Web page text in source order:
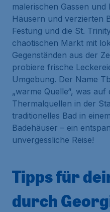
malerischen Gassen
Häusern und verzierten
Festung und die St.
chaotischen Markt mit
Gegenständen aus der
probiere frische
Umgebung. Der Name
„warme Quelle“, was
Thermalquellen in der
traditionelles Bad in
Badehäuser – ein
unvergessliche Reise!
Tipps für
durch